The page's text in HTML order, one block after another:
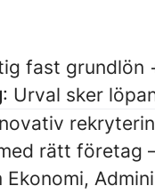
fast grundlön
: Urval sker
rätt företag